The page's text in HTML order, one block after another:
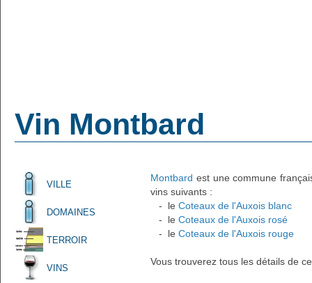
Vin Montbard
VILLE
DOMAINES
TERROIR
VINS
Montbard est une commune
vins suivants :
- le Coteaux de l'Auxois blanc
- le Coteaux de l'Auxois rosé
- le Coteaux de l'Auxois rouge
Vous trouverez tous les détails de